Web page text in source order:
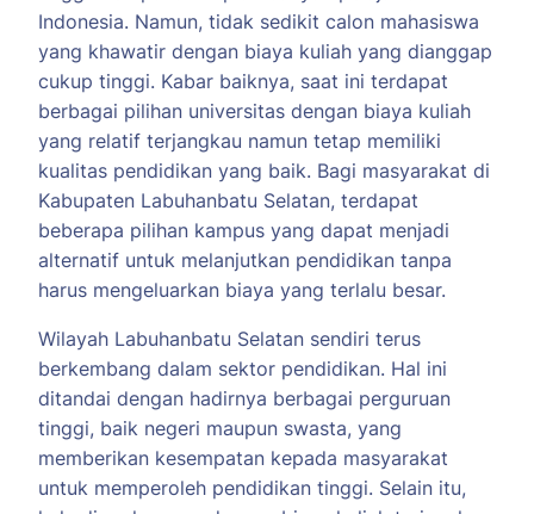
Indonesia. Namun, tidak sedikit calon mahasiswa
yang khawatir dengan biaya kuliah yang dianggap
cukup tinggi. Kabar baiknya, saat ini terdapat
berbagai pilihan universitas dengan biaya kuliah
yang relatif terjangkau namun tetap memiliki
kualitas pendidikan yang baik. Bagi masyarakat di
Kabupaten Labuhanbatu Selatan, terdapat
beberapa pilihan kampus yang dapat menjadi
alternatif untuk melanjutkan pendidikan tanpa
harus mengeluarkan biaya yang terlalu besar.
Wilayah Labuhanbatu Selatan sendiri terus
berkembang dalam sektor pendidikan. Hal ini
ditandai dengan hadirnya berbagai perguruan
tinggi, baik negeri maupun swasta, yang
memberikan kesempatan kepada masyarakat
untuk memperoleh pendidikan tinggi. Selain itu,